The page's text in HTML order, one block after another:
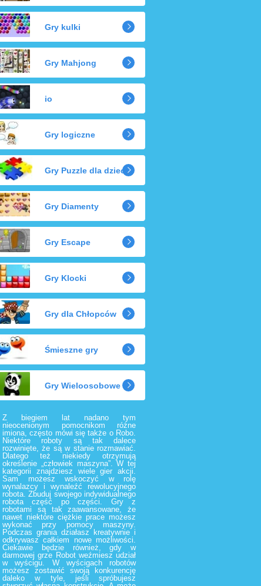
Gry kulki
Gry Mahjong
io
Gry logiczne
Gry Puzzle dla dzieci
Gry Diamenty
Gry Escape
Gry Klocki
Gry dla Chłopców
Śmieszne gry
Gry Wieloosobowe
Z biegiem lat nadano tym
nieocenionym pomocnikom różne
imiona, często mówi się także o Robo.
Niektóre roboty są tak dalece
rozwinięte, że są w stanie rozmawiać.
Dlatego też niekiedy otrzymują
określenie „człowiek maszyna”. W tej
kategorii znajdziesz wiele gier akcji.
Sam możesz wskoczyć w rolę
wynalazcy i wynaleźć rewolucyjnego
robota. Zbuduj swojego indywidualnego
robota część po części. Gry z
robotami są tak zaawansowane, że
nawet niektóre ciężkie prace możesz
wykonać przy pomocy maszyny.
Podczas grania działasz kreatywnie i
odkrywasz całkiem nowe możliwości.
Ciekawie będzie również, gdy w
darmowej grze Robot weźmiesz udział
w wyścigu. W wyścigach robotów
możesz zostawić swoją konkurencję
daleko w tyle, jeśli spróbujesz